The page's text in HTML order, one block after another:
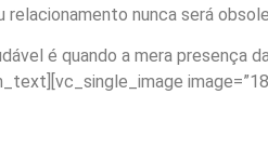
nunca será
é quando a mera presença